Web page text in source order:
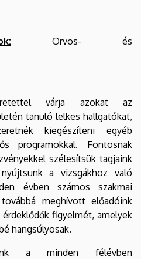
Orvos- és
várja azokat az
tanuló lelkes hallgatókat,
kiegészíteni egyéb
programokkal. Fontosnak
szélesítsük tagjaink
a vizsgákhoz való
évben számos szakmai
meghívott előadóink
figyelmét, amelyek
hangsúlyosak.
a minden félévben